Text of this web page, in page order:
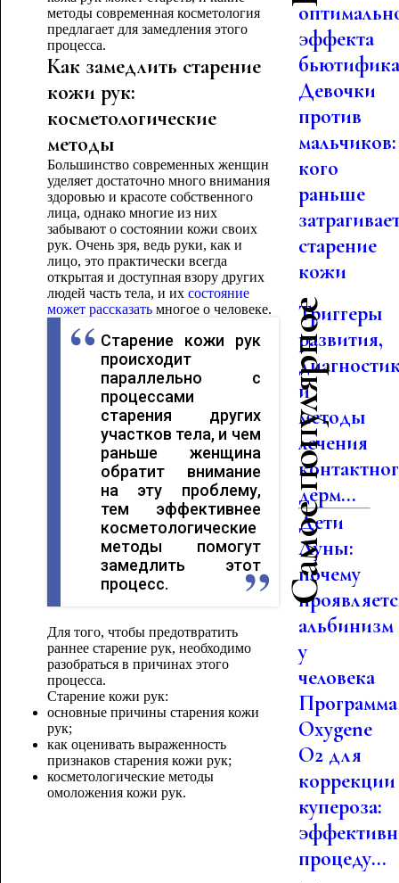
методы современная косметология
предлагает для замедления этого
процесса.
Как замедлить старение
кожи рук:
косметологические
методы
Большинство современных женщин
уделяет достаточно много внимания
здоровью и красоте собственного
лица, однако многие из них
забывают о состоянии кожи своих
рук. Очень зря, ведь руки, как и
лицо, это практически всегда
открытая и доступная взору других
людей часть тела, и их состояние
может рассказатьмногое о человеке.
Старение кожи рук
происходит
параллельно с
процессами
старения других
участков тела, и чем
раньше женщина
обратит внимание
на эту проблему,
тем эффективнее
косметологические
методы помогут
замедлить этот
процесс.
Для того, чтобы предотвратить
раннее старение рук, необходимо
разобраться в причинах этого
процесса.
Старение кожи рук:
основные причины старения кожи
рук;
как оценивать выраженность
признаков старения кожи рук;
косметологические методы
омоложения кожи рук.
эффекта
Девочки
против
мальчиков:
кого
раньше
старение
кожи
Самое популярное
Триггеры
развития,
и
методы
лечения
дерм...
Дети
Луны:
почему
альбинизм
у
человека
Программа
Oxygene
O2 для
коррекции
купероза:
процеду...